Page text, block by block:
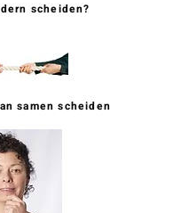
scheiden?
samen scheiden